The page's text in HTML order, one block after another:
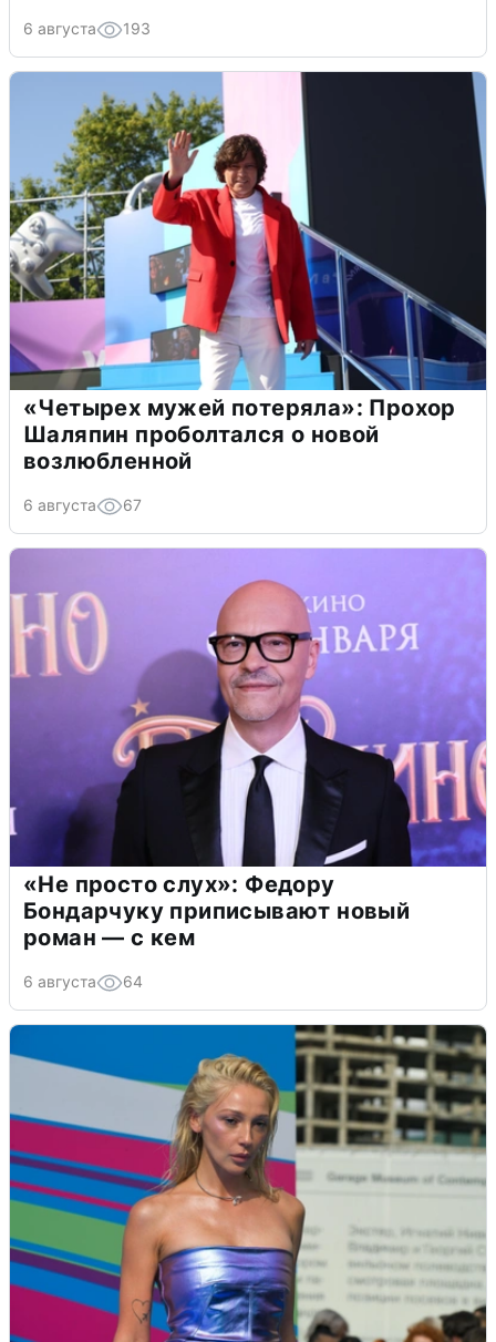
6 августа 193
«Четырех мужей потеряла»: Прохор
Шаляпин проболтался о новой
возлюбленной
6 августа 67
«Не просто слух»: Федору
Бондарчуку приписывают новый
роман — с кем
6 августа 64